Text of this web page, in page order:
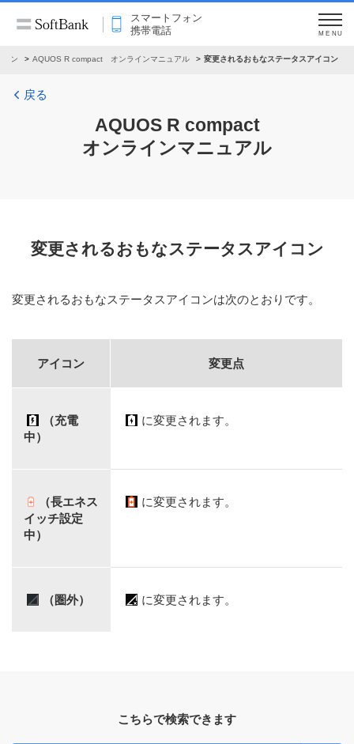
スマートフォン
携帯電話
MENU
ォン AQUOS R compact オンラインマニュアル 変更されるおもなステータスアイコン
戻る
AQUOS R compact
オンラインマニュアル
変更されるおもなステータスアイコン
変更されるおもなステータスアイコンは次のとおりです。
アイコン 変更点
（充電
中）
に変更されます。
（長エネス
イッチ設定
中）
に変更されます。
（圏外） に変更されます。
こちらで検索できます